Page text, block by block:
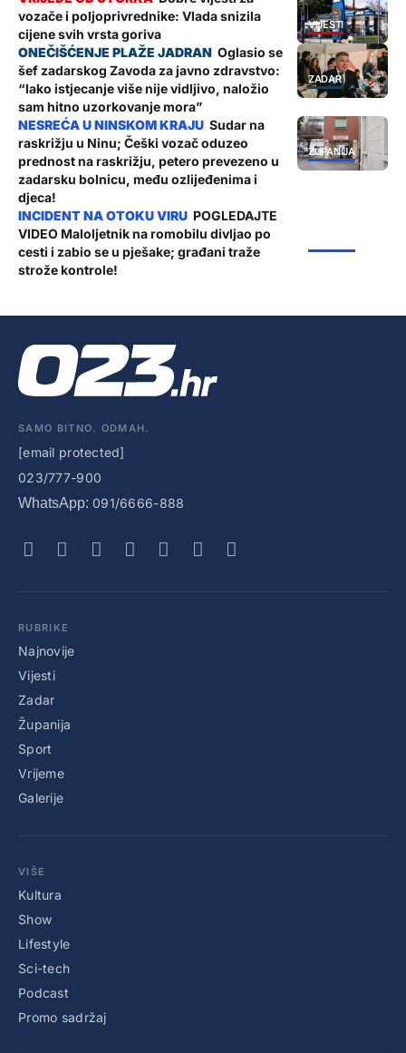
VIJESTI
vozače i poljoprivrednike: Vlada snizila
cijene svih vrsta goriva
ZADAR
Oglasio se
šef zadarskog Zavoda za javno zdravstvo:
“Iako istjecanje više nije vidljivo, naložio
sam hitno uzorkovanje mora”
ŽUPANIJA
Sudar na
raskrižju u Ninu; Češki vozač oduzeo
prednost na raskrižju, petero prevezeno u
zadarsku bolnicu, među ozlijeđenima i
djeca!
POGLEDAJTE
VIDEO Maloljetnik na romobilu divljao po
cesti i zabio se u pješake; građani traže
strože kontrole!
SAMO BITNO. ODMAH.
[email protected]
023/777-900
WhatsApp: 091/6666-888
RUBRIKE
Najnovije
Vijesti
Zadar
Županija
Sport
Vrijeme
Galerije
VIŠE
Kultura
Show
Lifestyle
Sci-tech
Podcast
Promo sadržaj